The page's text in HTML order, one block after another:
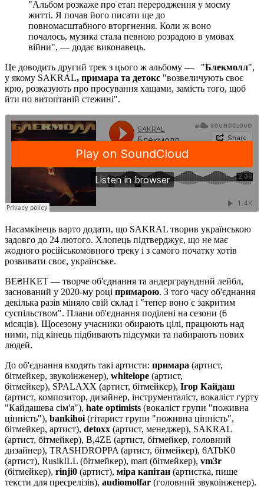
"Альбом розкаже про етап переродження у моєму
житті. Я почав його писати ще до
повномасштабного вторгнення. Коли ж воно
почалось, музика стала певною розрадою в умовах
війни", — додає виконавець.
Це доводить другий трек з цього ж альбому — "Блекмолл",
у якому SAKRAL, примара та детокс "возвеличують своє
крю, розказують про просування хащами, замість того, щоб
йти по витоптаній стежині".
Насамкінець варто додати, що SAKRAL творив українською
задовго до 24 лютого. Хлопець підтверджує, що не має
жодного російськомовного треку і з самого початку хотів
розвивати своє, українське.
BE₴HKET — творче об'єднання та андерграундний лейбл,
заснований у 2020-му році примарою. З того часу об'єднання
декілька разів міняло свій склад і "тепер воно є закритим
суспільством". Плани об'єднання поділені на сезони (6
місяців). Щосезону учасники обирають цілі, працюють над
ними, під кінець підбивають підсумки та набирають нових
людей.
До об'єднання входять такі артисти: примара (артист,
бітмейкер, звукоінженер), whitelope (артист,
бітмейкер), SPALAXX (артист, бітмейкер), Ігор Кайдаш
(артист, композитор, дизайнер, інструменталіст, вокаліст гурту
"Кайдашева сім'я"), hate optimists (вокаліст групи "поживна
цінність"), bankihoi (гітарист групи "поживна цінність",
бітмейкер, артист), detoxx (артист, менеджер), SAKRAL
(артист, бітмейкер), B,4ZE (артист, бітмейкер, головний
дизайнер), TRASHDROPPA (артист, бітмейкер), 6ATbK0
(артист), RusikILL (бітмейкер), mart (бітмейкер), vm3r
(бітмейкер), rinji0 (артист), міра капітан (артистка, пише
тексти для пресрелізів), audiomolfar (головний звукоінженер).